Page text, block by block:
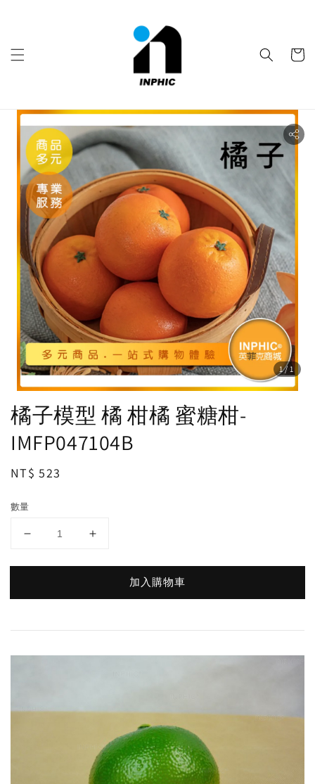
1/1
橘子模型 橘 柑橘 蜜糖柑-
IMFP047104B
Regular
NT$ 523
數量
加入購物車